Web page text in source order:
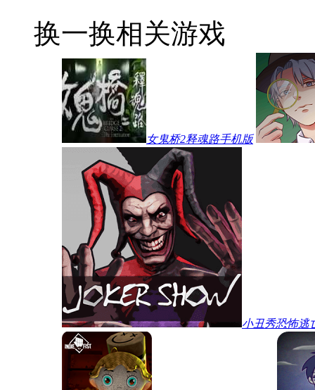
换一换相关游戏
女鬼桥2释魂路手机版
小丑秀恐怖逃